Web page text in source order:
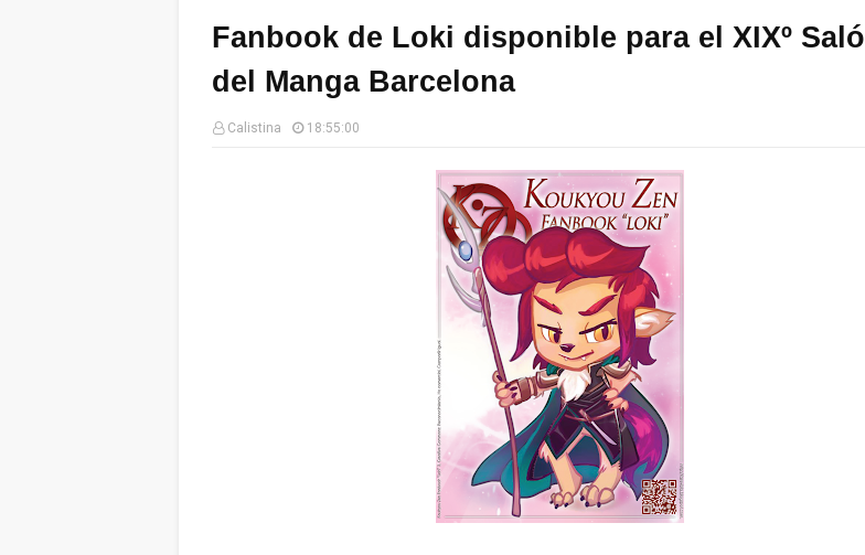
Fanbook de Loki disponible para el XIXº
del Manga Barcelona
Calistina 18:55:00